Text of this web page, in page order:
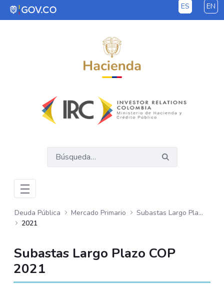
Saltar al contenido principal ES EN
Deuda Pública Mercado Primario
Subastas Largo Plazo - COP
2021
Subastas Largo Plazo COP
2021